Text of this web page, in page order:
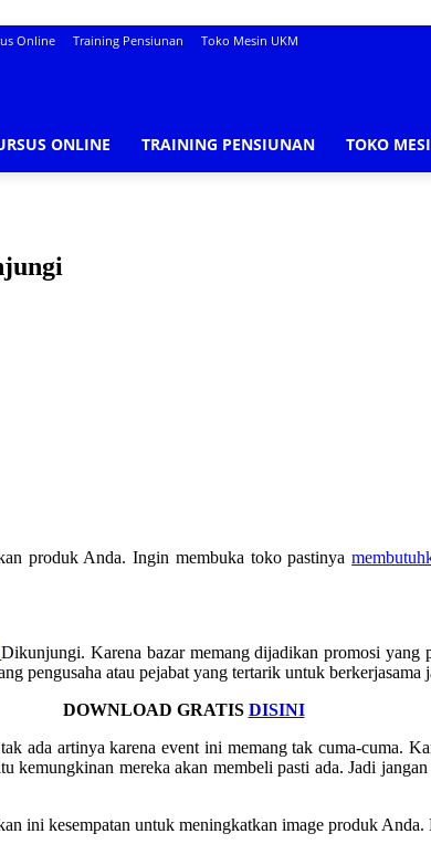
Online Training Pensiunan Toko Mesin UKM
ONLINE TRAINING PENSIUNAN TOKO
produk Anda. Ingin membuka toko pastinya
Dikunjungi. Karena bazar memang dijadikan promosi yang
pengusaha atau pejabat yang tertarik untuk
DOWNLOAD GRATIS DISINI
ada artinya karena event ini memang tak cuma-cuma.
mereka akan membeli pasti ada. Jadi
ini kesempatan untuk meningkatkan image produk